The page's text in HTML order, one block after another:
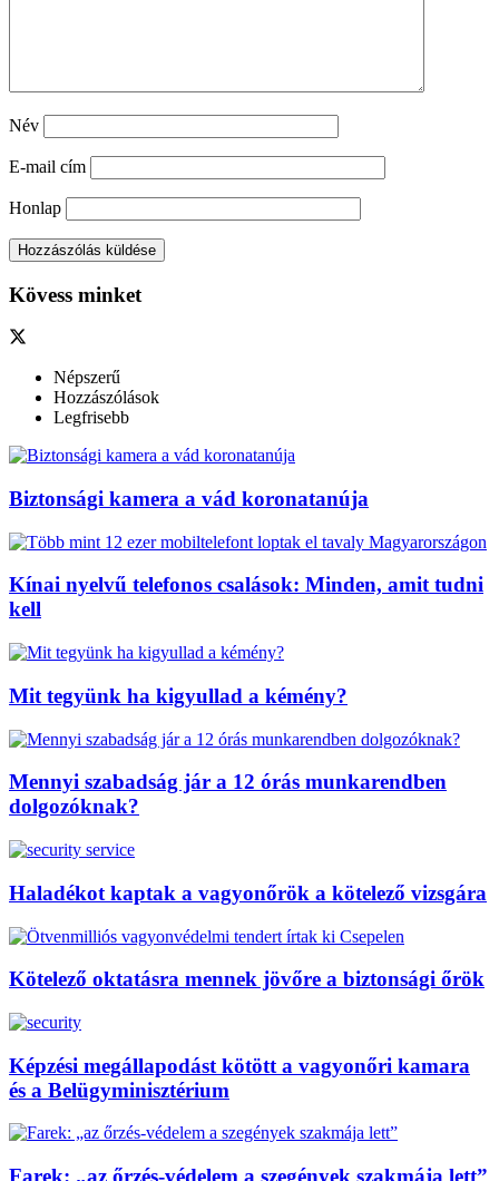
Név
E-mail cím
Honlap
Kövess minket
Népszerű
Hozzászólások
Legfrisebb
Biztonsági kamera a vád koronatanúja
Kínai nyelvű telefonos csalások: Minden, amit tudni
kell
Mit tegyünk ha kigyullad a kémény?
Mennyi szabadság jár a 12 órás munkarendben
dolgozóknak?
Haladékot kaptak a vagyonőrök a kötelező vizsgára
Kötelező oktatásra mennek jövőre a biztonsági őrök
Képzési megállapodást kötött a vagyonőri kamara
és a Belügyminisztérium
Farek: „az őrzés-védelem a szegények szakmája lett”